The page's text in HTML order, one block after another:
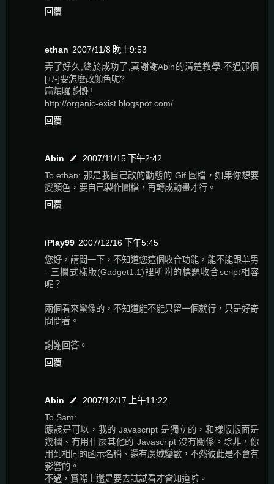
回覆
ethan 2007/11/8 晚上9:53
弄了好久,終於成功了,真謝謝Abin的清楚教學.不過那個
[+/-]要怎麼改顏色呢?
麻煩囉,謝謝!
http://organic-exist.blogspot.com/
回覆
Abin
2007/11/15 下午2:42
To ethan: 那是我自己改的動態的 Gif 圖檔，如果你想要
變顏色，要自己製作圖檔，再轉成動畫才行。
回覆
iPlay99 2007/12/16 下午5:45
您好，請問一下，不知道您這個收合功能，能不能跟羊男
- 三欄式樣版(Gadget1.1)裡所附的標題收合script相容
呢？
兩個看來蠻像的，不知道能不能只留一個就行，只是好奇
問問看。
謝謝回答。
回覆
Abin
2007/12/17 上午11:22
To Sam:
應該是可以，我的 Javascript 是獨立的，和樣版版面是
幾欄、有用什麼其他的 Javascript 沒有關係。除非，你
用到相同的函示名稱、還有廣域變數，不然彼此是不會有
影響的。
不過，實際上還是要去試試看才會知道啦。